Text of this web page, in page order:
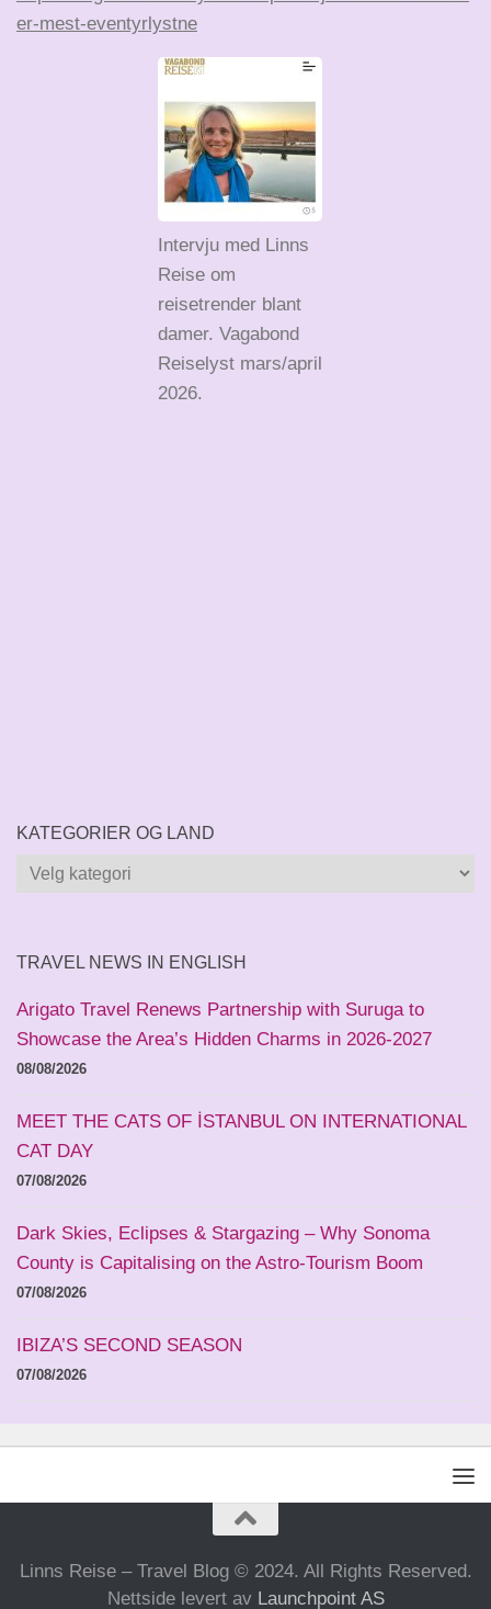
er-mest-eventyrlystne
Intervju med Linns
Reise om
reisetrender blant
damer. Vagabond
Reiselyst mars/april
2026.
KATEGORIER OG LAND
Kategorier
TRAVEL NEWS IN ENGLISH
Arigato Travel Renews Partnership with Suruga to
Showcase the Area’s Hidden Charms in 2026-2027
08/08/2026
MEET THE CATS OF İSTANBUL ON INTERNATIONAL
CAT DAY
07/08/2026
Dark Skies, Eclipses & Stargazing – Why Sonoma
County is Capitalising on the Astro-Tourism Boom
07/08/2026
IBIZA’S SECOND SEASON
07/08/2026
Linns Reise – Travel Blog © 2024. All Rights Reserved.
Nettside levert av Launchpoint AS